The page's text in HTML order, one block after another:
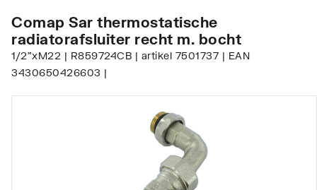
Comap Sar thermostatische
radiatorafsluiter recht m. bocht
1/2"xM22 | R859724CB | artikel 7501737 | EAN
3430650426603 |